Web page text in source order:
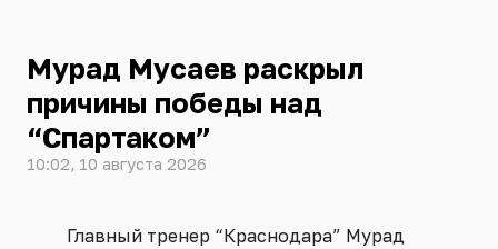
Мурад Мусаев раскрыл
причины победы над
“Спартаком”
10:02, 10 августа 2026
Главный тренер “Краснодара” Мурад